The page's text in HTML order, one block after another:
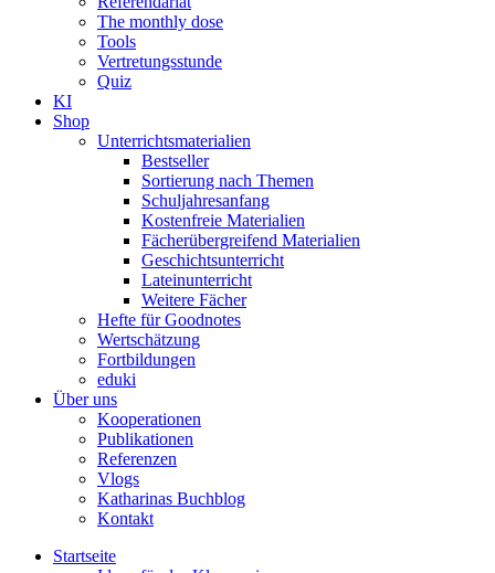
The monthly dose
Tools
Vertretungsstunde
Quiz
KI
Shop
Unterrichtsmaterialien
Bestseller
Sortierung nach Themen
Schuljahresanfang
Kostenfreie Materialien
Fächerübergreifend Materialien
Geschichtsunterricht
Lateinunterricht
Weitere Fächer
Hefte für Goodnotes
Wertschätzung
Fortbildungen
eduki
Über uns
Kooperationen
Publikationen
Referenzen
Vlogs
Katharinas Buchblog
Kontakt
Startseite